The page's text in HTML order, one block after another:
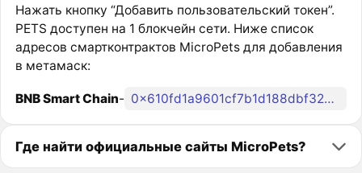
Нажать кнопку “Добавить пользовательский токен”.
PETS доступен на 1 блокчейн сети. Ниже список
адресов смартконтрактов MicroPets для добавления
в метамаск:
BNB Smart Chain- 0x610fd1a9601cf7b1d188dbf3264738aecc9fc96c
Где найти официальные сайты MicroPets?